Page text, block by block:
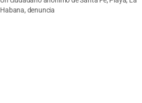
Habana, denuncia